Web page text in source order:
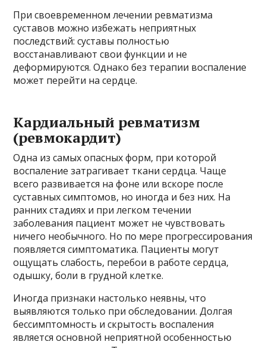
При своевременном лечении ревматизма
суставов можно избежать неприятных
последствий: суставы полностью
восстанавливают свои функции и не
деформируются. Однако без терапии воспаление
может перейти на сердце.
Кардиальный ревматизм
(ревмокардит)
Одна из самых опасных форм, при которой
воспаление затрагивает ткани сердца. Чаще
всего развивается на фоне или вскоре после
суставных симптомов, но иногда и без них. На
ранних стадиях и при легком течении
заболевания пациент может не чувствовать
ничего необычного. Но по мере прогрессирования
появляется симптоматика. Пациенты могут
ощущать слабость, перебои в работе сердца,
одышку, боли в грудной клетке.
Иногда признаки настолько неявны, что
выявляются только при обследовании. Долгая
бессимптомность и скрытость воспаления
является основной неприятной особенностью